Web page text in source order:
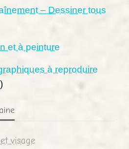
– Dessiner tous
et à peinture
à reproduire
visage